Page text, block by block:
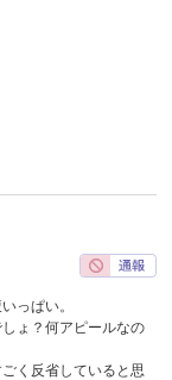
っぱい。
ょ？何アピールなの
く反省していると思